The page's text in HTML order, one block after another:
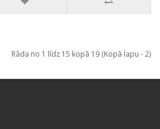
Rāda no 1 līdz 15 kopā 19 (Kopā lapu - 2)